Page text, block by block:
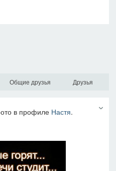
Общие друзья Друзья
в профиле Настя.